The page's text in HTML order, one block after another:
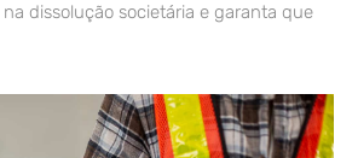
dissolução societária e garanta que